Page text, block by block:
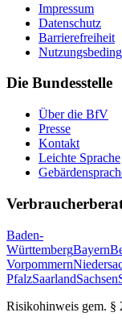
Impressum
Datenschutz
Barrierefreiheit
Die Bundesstelle
Über die BfV
Presse
Kontakt
Leichte Sprache
Baden-
WürttembergBayern
Vorpommern
PfalzSaarlandSachsen
Risikohinweis gem.